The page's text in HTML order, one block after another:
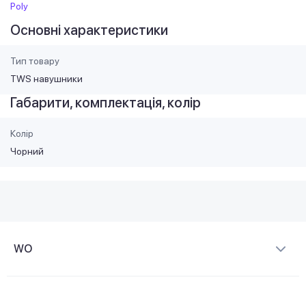
Poly
Основні характеристики
Тип товару
TWS навушники
Габарити, комплектація, колір
Колір
Чорний
WO